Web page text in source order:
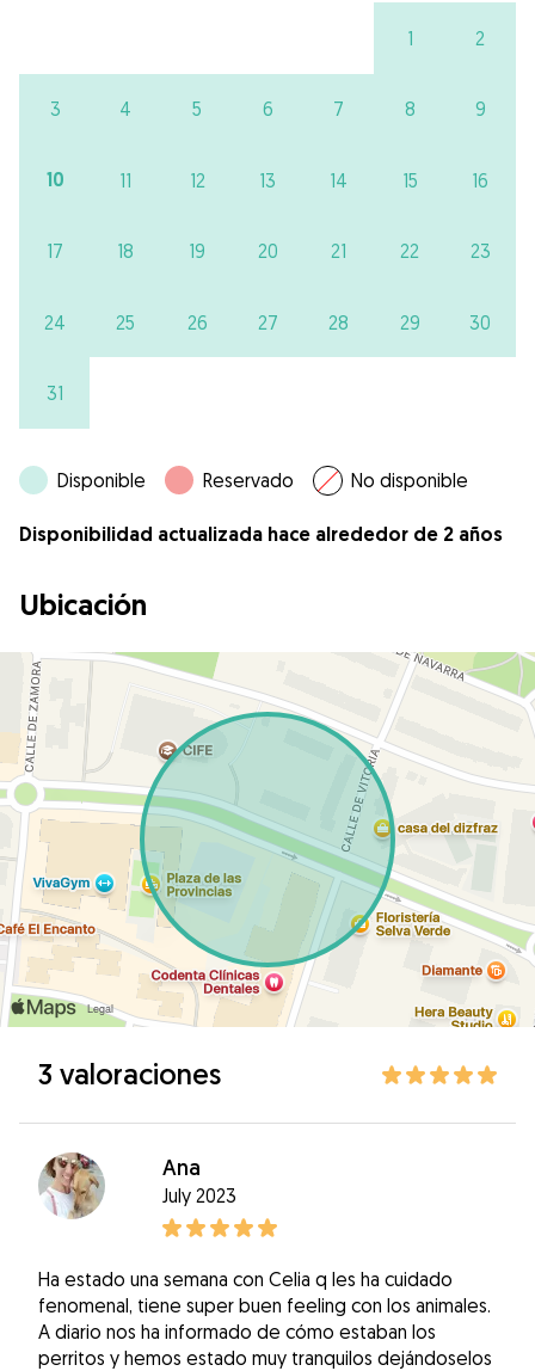
1 2
3 4 5 6 7 8 9
10 11 12 13 14 15 16
17 18 19 20 21 22 23
24 25 26 27 28 29 30
31
Disponible Reservado No disponible
Disponibilidad actualizada hace alrededor de 2 años
Ubicación
3 valoraciones
Ana
July 2023
Ha estado una semana con Celia q les ha cuidado
fenomenal, tiene super buen feeling con los animales.
A diario nos ha informado de cómo estaban los
perritos y hemos estado muy tranquilos dejándoselos